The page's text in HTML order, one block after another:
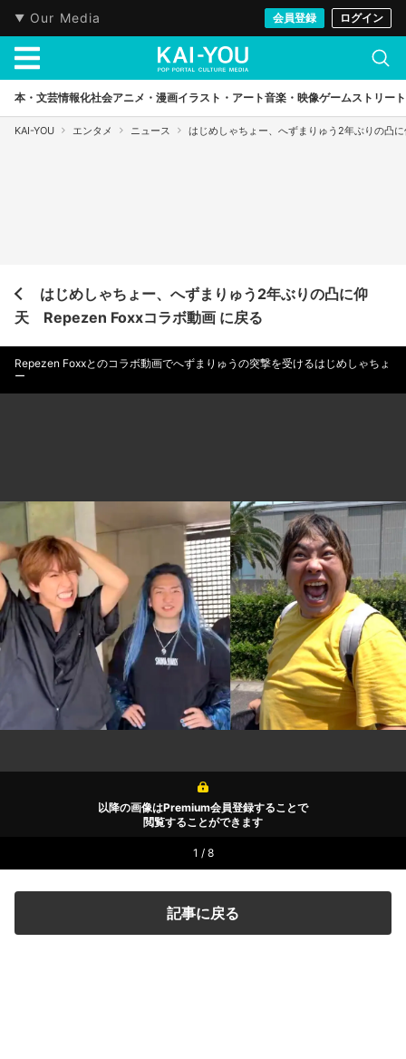
Our Media 会員登録 ログイン
本・文芸情報化社会アニメ・漫画イラスト・アート音楽・映像ゲームストリート
KAI-YOU エンタメ ニュース はじめしゃちょー、へずまりゅう2年ぶりの凸
はじめしゃちょー、へずまりゅう2年ぶりの凸に仰
天 Repezen Foxxコラボ動画 に戻る
Repezen Foxxとのコラボ動画でへずまりゅうの突撃を受けるはじめしゃちょ
ー
以降の画像はPremium会員登録することで
閲覧することができます
1 / 8
記事に戻る